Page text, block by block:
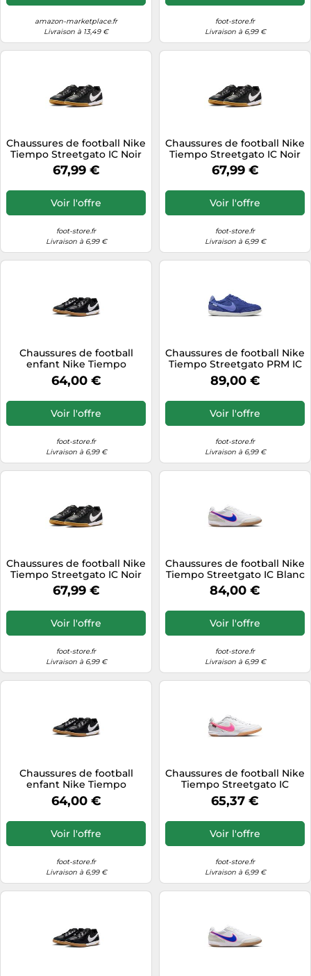
amazon-marketplace.fr
Livraison à 13,49 €
foot-store.fr
Livraison à 6,99 €
Chaussures de football Nike
Tiempo Streetgato IC Noir
46 Male
67,99 €
Voir l'offre
foot-store.fr
Livraison à 6,99 €
Chaussures de football Nike
Tiempo Streetgato IC Noir
44 Male
67,99 €
Voir l'offre
foot-store.fr
Livraison à 6,99 €
Chaussures de football
enfant Nike Tiempo
Streetgato IC Noir 35 Male
64,00 €
Voir l'offre
foot-store.fr
Livraison à 6,99 €
Chaussures de football Nike
Tiempo Streetgato PRM IC
Bleu 44 Male
89,00 €
Voir l'offre
foot-store.fr
Livraison à 6,99 €
Chaussures de football Nike
Tiempo Streetgato IC Noir
42,5 Male
67,99 €
Voir l'offre
foot-store.fr
Livraison à 6,99 €
Chaussures de football Nike
Tiempo Streetgato IC Blanc
43 Male
84,00 €
Voir l'offre
foot-store.fr
Livraison à 6,99 €
Chaussures de football
enfant Nike Tiempo
Streetgato IC Noir 36,5 Male
64,00 €
Voir l'offre
foot-store.fr
Livraison à 6,99 €
Chaussures de football Nike
Tiempo Streetgato IC
Multicolore 40,5 Male
65,37 €
Voir l'offre
foot-store.fr
Livraison à 6,99 €